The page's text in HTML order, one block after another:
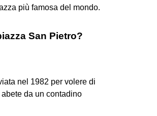
più famosa del mondo.
San Pietro?
nel 1982 per volere di
da un contadino